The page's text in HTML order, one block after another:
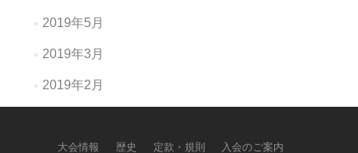
2019年5月
2019年3月
2019年2月
大会情報 歴史 定款・規則 入会のご案内